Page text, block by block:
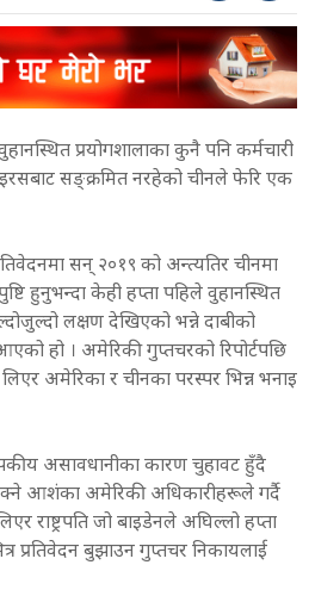
प्रयोगशालाका कुनै पनि कर्मचारी
सङ्क्रमित नरहेको चीनले फेरि एक
सन् २०१९ को अन्त्यतिर चीनमा
हुनुभन्दा केही हप्ता पहिले वुहानस्थित
लक्षण देखिएको भन्ने दाबीको
हो । अमेरिकी गुप्तचरको रिपोर्टपछि
लिएर अमेरिका र चीनका परस्पर भिन्न भनाइ
असावधानीका कारण चुहावट हुँदै
आशंका अमेरिकी अधिकारीहरूले गर्दै
राष्ट्रपति जो बाइडेनले अघिल्लो हप्ता
प्रतिवेदन बुझाउन गुप्तचर निकायलाई